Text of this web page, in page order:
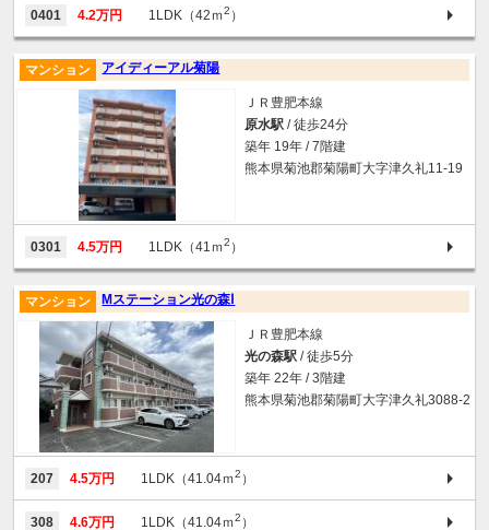
0401 4.2万円 1LDK（42ｍ2 ）
アイディーアル菊陽
マンション
ＪＲ豊肥本線
原水駅 / 徒歩24分
築年 19年 / 7階建
熊本県菊池郡菊陽町大字津久礼11-19
0301 4.5万円 1LDK（41ｍ2 ）
Mステーション光の森Ⅰ
マンション
ＪＲ豊肥本線
光の森駅 / 徒歩5分
築年 22年 / 3階建
熊本県菊池郡菊陽町大字津久礼3088-2
207 4.5万円 1LDK（41.04ｍ2 ）
308 4.6万円 1LDK（41.04ｍ2 ）